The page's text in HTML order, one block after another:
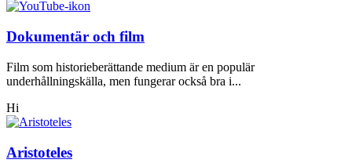
Dokumentär och film
Film som historieberättande medium är en populär
underhållningskälla, men fungerar också bra i...
Hi
Aristoteles